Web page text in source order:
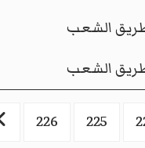
الشعب
الشعب
225
226